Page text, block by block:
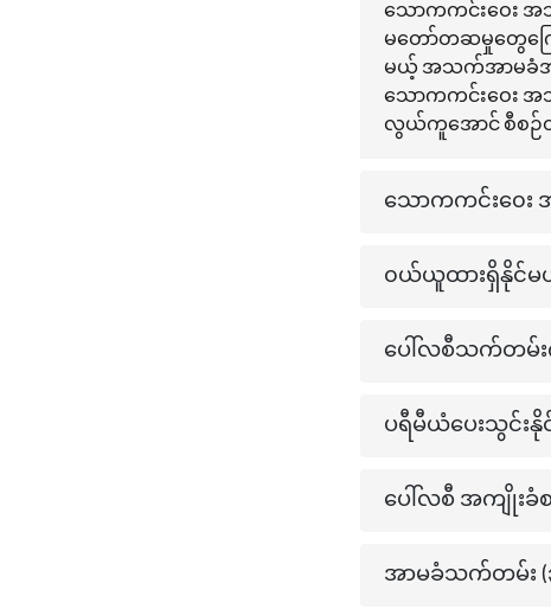
သောကကင်း‌‌ဝေး အ
မတော်တဆမှုတွေ‌ကြ
မယ့် အသက်အာမခံအ
သောကကင်း‌‌ဝေး
လွယ်ကူအောင် စီစဉ်
သောကကင်း၀
၀ယ်ယူထားရှိနိုင်
ပေါ်လစီသက်တမ်
ပရီမီယံပေးသွင်း
ပေါ်လစီ အကျိုး
အာမခံသက်တမ်း (